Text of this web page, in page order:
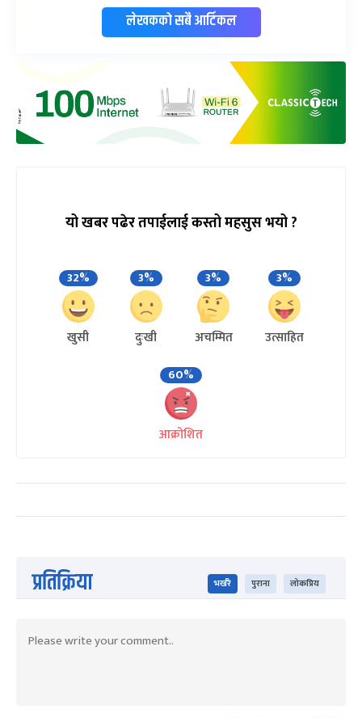
लेखकको सबै आर्टिकल
यो खबर पढेर तपाईलाई कस्तो महसुस भयो ?
32%
खुसी
3%
दुःखी
3%
अचम्मित
3%
उत्साहित
60%
आक्रोशित
प्रतिक्रिया भर्खरै पुराना लोकप्रिय